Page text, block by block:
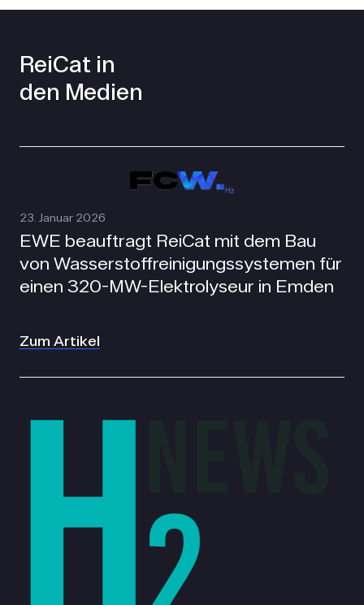
ReiCat in
den Medien
23. Januar 2026
EWE beauftragt ReiCat mit dem Bau
von Wasserstoffreinigungssystemen für
einen 320-MW-Elektrolyseur in Emden
Zum Artikel